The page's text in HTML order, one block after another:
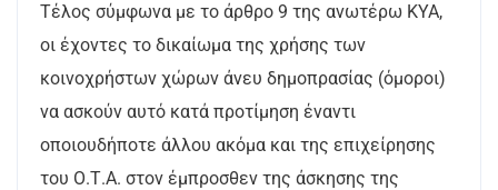
Τέλος σύμφωνα με το άρθρο 9 της ανωτέρω ΚΥΑ,
οι έχοντες το δικαίωμα της χρήσης των
κοινοχρήστων χώρων άνευ δημοπρασίας (όμοροι)
να ασκούν αυτό κατά προτίμηση έναντι
οποιουδήποτε άλλου ακόμα και της επιχείρησης
του Ο.Τ.Α. στον έμπροσθεν της άσκησης της